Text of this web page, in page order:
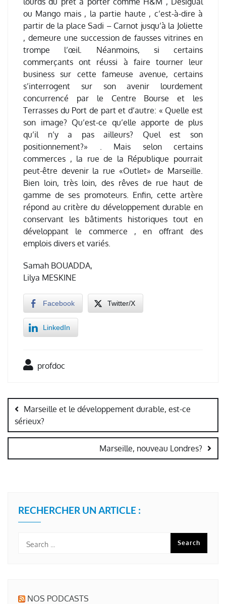
ou Mango mais , la partie haute , c’est-à-dire à
partir de la place Sadi – Carnot jusqu’à la Joliette
, demeure une succession de fausses vitrines en
trompe l’œil. Néanmoins, si certains
commerçants ont réussi à faire tourner leur
business sur cette fameuse avenue, certains
s’interrogent sur son avenir lourdement
concurrencé par le Centre Bourse et les
Terrasses du Port de part et d’autre: « Quelle est
son image? Qu’est-ce qu’elle apporte de plus
qu’il n’y a pas ailleurs? Quel est son
positionnement?» . Mais selon certains
commerces , la rue de la République pourrait
peut-être devenir la rue «Outlet» de Marseille.
Bien loin, très loin, des rêves de rue haut de
gamme de ses promoteurs. Enfin, cette artère
répond au critère du développement durable en
conservant les bâtiments historiques tout en
développant le commerce , en offrant des
emplois divers et variés.
Samah BOUADDA,
Lilya MESKINE
Facebook Twitter/X
LinkedIn
profdoc
de
l’article
Marseille et le développement durable, est-ce
sérieux?
Marseille, nouveau Londres?
RECHERCHER UN ARTICLE :
NOS PODCASTS